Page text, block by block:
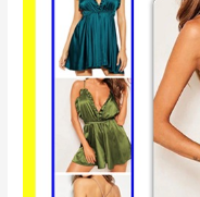
Femme